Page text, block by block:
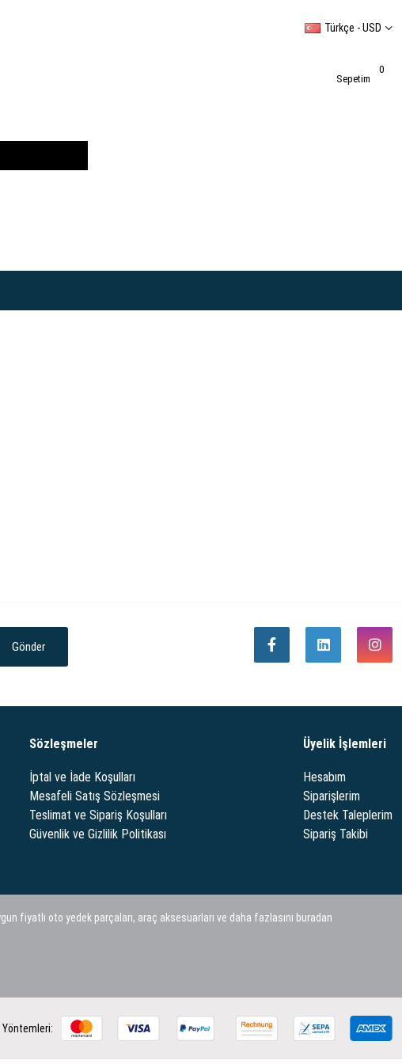
Türkçe - USD
Sepetim
0
Gönder
Sözleşmeler
İptal ve İade Koşulları
Mesafeli Satış Sözleşmesi
Teslimat ve Sipariş Koşulları
Güvenlik ve Gizlilik Politikası
Üyelik İşlemleri
Hesabım
Siparişlerim
Destek Taleplerim
Sipariş Takibi
fiyatlı oto yedek parçaları, araç aksesuarları ve daha fazlasını buradan
Yöntemleri: